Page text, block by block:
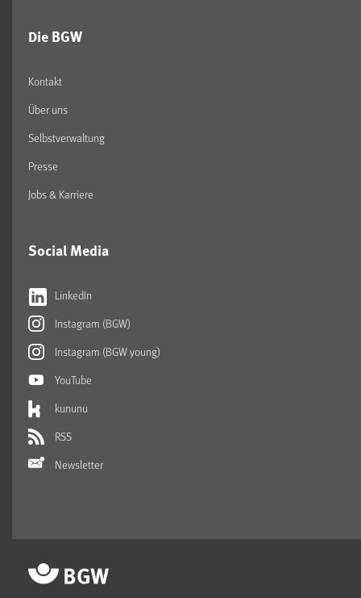
Die BGW
Kontakt
Über uns
Selbstverwaltung
Presse
Jobs & Karriere
Social Media
LinkedIn
Instagram (BGW)
Instagram (BGW young)
YouTube
kununu
RSS
Newsletter